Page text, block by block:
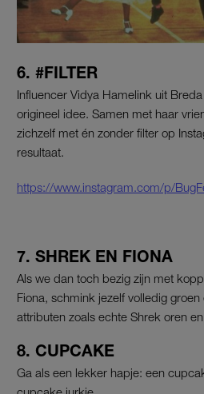
6. #FILTER
Influencer Vidya Hamelink uit
origineel idee. Samen met haar
zichzelf met én zonder filter op
resultaat.
https://www.instagram.com/p/
7. SHREK EN FIONA
Als we dan toch bezig zijn met
Fiona, schmink jezelf volledig groen
attributen zoals echte Shrek oren
8. CUPCAKE
Ga als een lekker hapje: een